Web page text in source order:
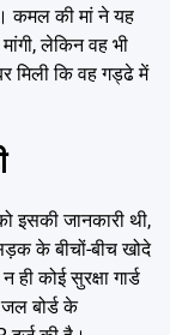
कमल की मां ने यह
लेकिन वह भी
मिली कि वह गड्ढे में
इसकी जानकारी थी,
के बीचों-बीच खोदे
कोई सुरक्षा गार्ड
बोर्ड के